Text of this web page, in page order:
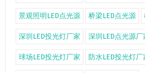
景观照明LED点光源 桥梁LED点光源
深圳LED投光灯厂家 深圳LED点光源厂
球场LED投光灯厂家 防水LED投光灯厂